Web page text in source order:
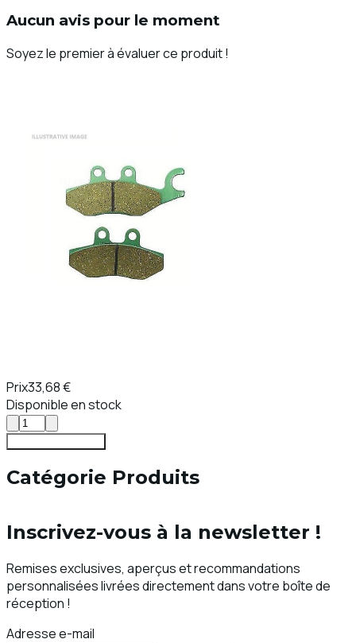
Aucun avis pour le moment
Soyez le premier à évaluer ce produit !
Prix33,68 €
Disponible en stock
Catégorie Produits
Inscrivez-vous à la newsletter !
Remises exclusives, aperçus et recommandations
personnalisées livrées directement dans votre boîte de
réception !
Adresse e-mail